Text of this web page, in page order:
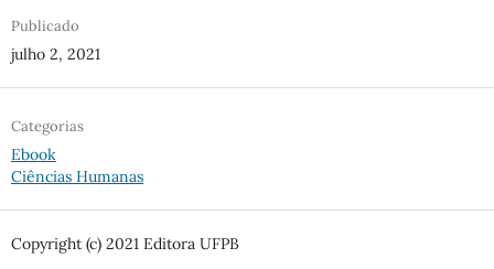
Publicado
julho 2, 2021
Categorias
Ebook
Ciências Humanas
Copyright (c) 2021 Editora UFPB